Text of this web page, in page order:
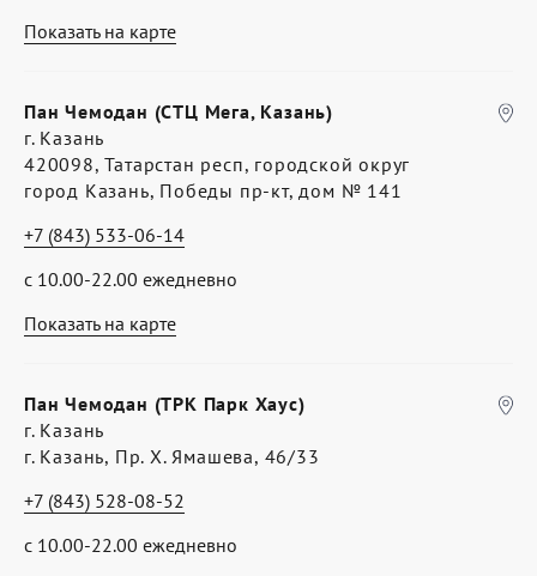
Показать на карте
Показать на карте
Пан Чемодан (СТЦ Мега, Казань)
г. Казань
420098, Татарстан респ, городской округ
город Казань, Победы пр-кт, дом № 141
с 10.00-22.00 ежедневно
+7 (843) 533-06-14
Пан Чемодан (ТРК Парк Хаус)
г. Казань
г. Казань, Пр. Х. Ямашева, 46/33
с 10.00-22.00 ежедневно
+7 (843) 528-08-52